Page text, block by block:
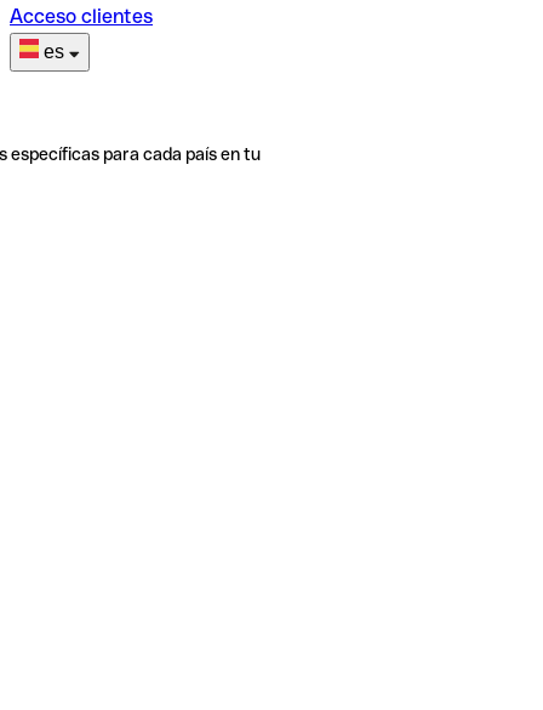
Acceso clientes
es
específicas para cada país en tu